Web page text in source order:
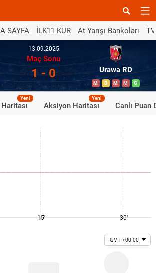
SAYFA İLK11 KUR At Yarışı Bankoları
13.09.2025
Maç Sonu
1 - 0 Urawa RD
M B M M G
Yeni
Aksiyon Haritası
Yeni
Canlı Puan
15' 30'
GMT +00:00